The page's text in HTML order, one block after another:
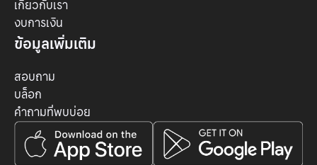
เกี่ยวกับเรา
งบการเงิน
ข้อมูลเพิ่มเติม
สอบถาม
บล็อก
คำถามที่พบบ่อย